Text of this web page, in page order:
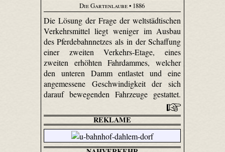
Die Gartenlaube• 1886
Die Lösung der Frage der weltstädtischen
Verkehrsmittel liegt weniger im Ausbau
des Pferdebahnnetzes als in der Schaffung
einer zweiten Verkehrs-Etage, eines
zweiten erhöhten Fahrdammes, welcher
den unteren Damm entlastet und eine
angemessene Geschwindigkeit der sich
darauf bewegenden Fahrzeuge gestattet.
REKLAME